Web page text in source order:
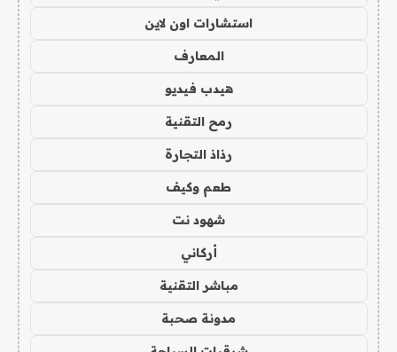
استشارات اون لاين
المعارف
هيدب فيديو
رمح التقنية
رذاذ التجارة
طعم وكيف
شهود نت
أركاني
مباشر التقنية
مدونة صحبة